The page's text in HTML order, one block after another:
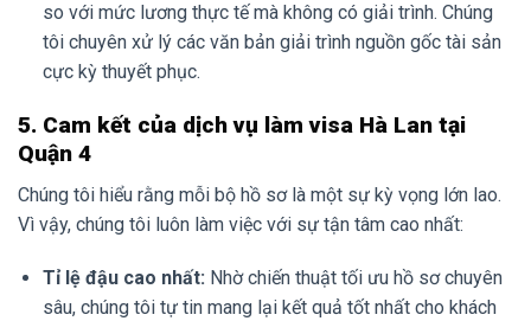
so với mức lương thực tế mà không có giải trình. Chúng
tôi chuyên xử lý các văn bản giải trình nguồn gốc tài sản
cực kỳ thuyết phục.
5. Cam kết của dịch vụ làm visa Hà Lan tại
Quận 4
Chúng tôi hiểu rằng mỗi bộ hồ sơ là một sự kỳ vọng lớn lao.
Vì vậy, chúng tôi luôn làm việc với sự tận tâm cao nhất:
Tỉ lệ đậu cao nhất: Nhờ chiến thuật tối ưu hồ sơ chuyên
sâu, chúng tôi tự tin mang lại kết quả tốt nhất cho khách